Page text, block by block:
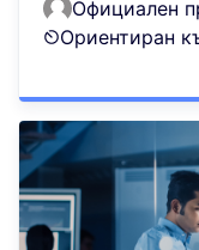
Официален
Ориентиран